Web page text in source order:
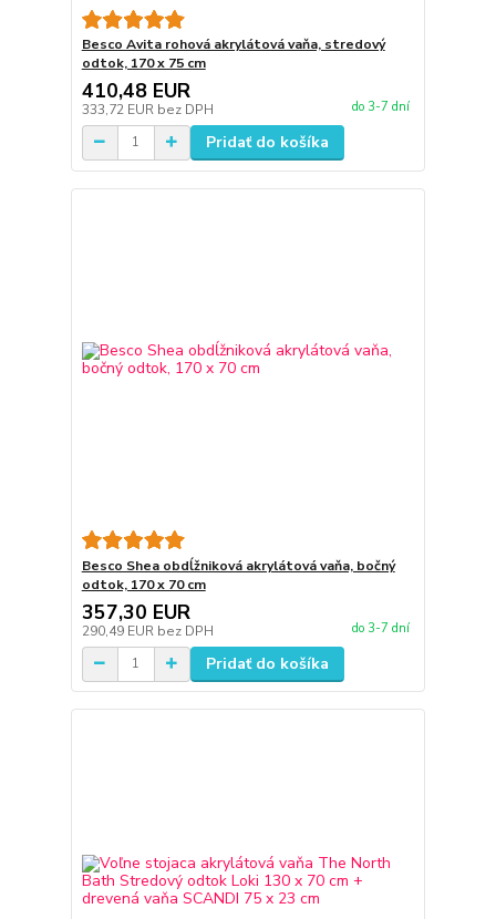
Besco Avita rohová akrylátová vaňa, stredový
odtok, 170 x 75 cm
410,48 EUR
333,72 EUR bez DPH do 3-7 dní
Pridať do košíka
Besco Shea obdĺžniková akrylátová vaňa, bočný
odtok, 170 x 70 cm
357,30 EUR
290,49 EUR bez DPH do 3-7 dní
Pridať do košíka